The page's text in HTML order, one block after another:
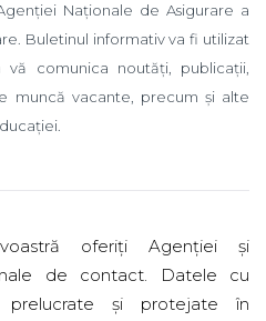
Naționale de Asigurare a
Buletinul informativ va fi utilizat
comunica noutăți, publicații,
muncă vacante, precum și alte
oferiți Agenției și
de contact. Datele cu
prelucrate și protejate în